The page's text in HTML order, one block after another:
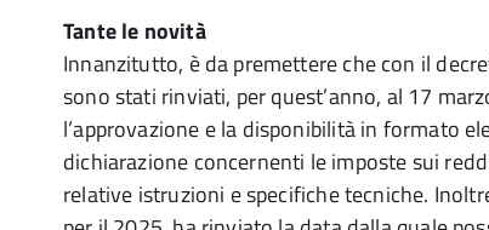
Tante le novità
Innanzitutto, è da premettere che con il
sono stati rinviati, per quest’anno, al 17
l’approvazione e la disponibilità in formato
dichiarazione concernenti le imposte sui
relative istruzioni e specifiche tecniche.